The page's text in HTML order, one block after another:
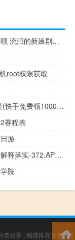
《流泪的新娘》大结局全剧情,知道的告诉莪呗 流泪的新娘剧情介绍
root权限获取
快手免费领1000赞的网站 福利天天领说说赞(快手免费领10000赞软件)
赛程表
游
2024今晚澳门开特马四不像：精选数据对比解释落实-372.APP.49
院
类目录 | 精选推荐文章|网